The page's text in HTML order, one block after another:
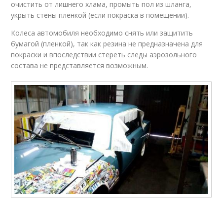
очистить от лишнего хлама, промыть пол из шланга,
укрыть стены пленкой (если покраска в помещении).
Колеса автомобиля необходимо снять или защитить
бумагой (пленкой), так как резина не предназначена для
покраски и впоследствии стереть следы аэрозольного
состава не представляется возможным.